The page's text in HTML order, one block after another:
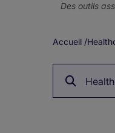
Des outils
Fil
d'Ariane
Accueil /